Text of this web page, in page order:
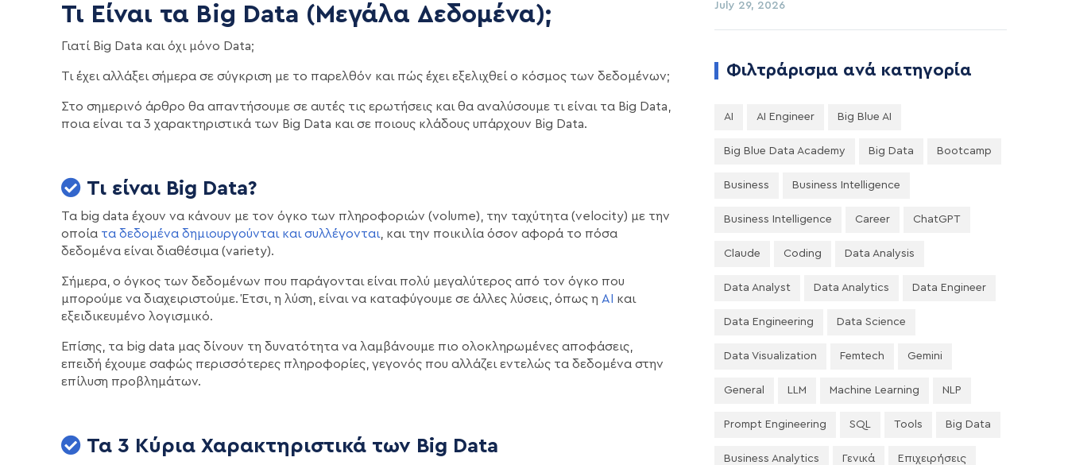
Τι Είναι τα Big Data (Μεγάλα Δεδομένα);
Γιατί Big Data και όχι μόνο Data;
Τι έχει αλλάξει σήμερα σε σύγκριση με το παρελθόν και πώς έχει εξελιχθεί ο κόσμος των δεδομένων;
Στο σημερινό άρθρο θα απαντήσουμε σε αυτές τις ερωτήσεις και θα αναλύσουμε τι είναι τα Big Data,
ποια είναι τα 3 χαρακτηριστικά των Big Data και σε ποιους κλάδους υπάρχουν Big Data.
Τι είναι Big Data?
Τα big data έχουν να κάνουν με τον όγκο των πληροφοριών (volume), την ταχύτητα (velocity) με την
οποία τα δεδομένα δημιουργούνται και συλλέγονται , και την ποικιλία όσον αφορά το πόσα
δεδομένα είναι διαθέσιμα (variety).
Σήμερα, ο όγκος των δεδομένων που παράγονται είναι πολύ μεγαλύτερος από τον όγκο που
μπορούμε να διαχειριστούμε. Έτσι, η λύση, είναι να καταφύγουμε σε άλλες λύσεις, όπως η AI
και
εξειδικευμένο λογισμικό.
Επίσης, τα big data μας δίνουν τη δυνατότητα να λαμβάνουμε πιο ολοκληρωμένες αποφάσεις,
επειδή έχουμε σαφώς περισσότερες πληροφορίες, γεγονός που αλλάζει εντελώς τα δεδομένα στην
επίλυση προβλημάτων.
Τα 3 Κύρια Χαρακτηριστικά των Big Data
July 29, 2026
Φιλτράρισμα ανά κατηγορία
AI AI Engineer Big Blue AI
Big Blue Data Academy Big Data Bootcamp
Business Business Intelligence
Business Intelligence Career ChatGPT
Claude Coding Data Analysis
Data Analyst Data Analytics Data Engineer
Data Engineering Data Science
Data Visualization Femtech Gemini
General LLM Machine Learning NLP
Prompt Engineering SQL Tools Big Data
Business Analytics Γενικά Επιχειρήσεις